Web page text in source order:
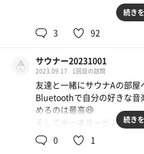
🥵サウナ：7〜8分 × 7
🥶水風呂：0分 × 30 有りませ
🤗合計：3セット
一言：
本日１軒目は砺波市庄川水
テントサウナ🔰初体験！😏
初体験のテントサウナは当た
続き
3 92
サウナー20231001
2023.09.17 1回目の訪問
友達と一緒にサウナAの部屋
Bluetoothで自分の好きな音
めるのは最高😆
そして水一本サービスなの
サウナ室の温度は細かく調
守ればOK👌
続き
0 1